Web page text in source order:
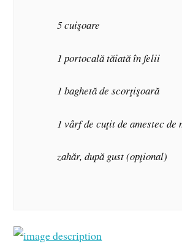
5 cuişoare
1 portocală tăiată în felii
1 baghetă de scorţişoară
1 vârf de cuţit de amestec de
zahăr, după gust (opţional)